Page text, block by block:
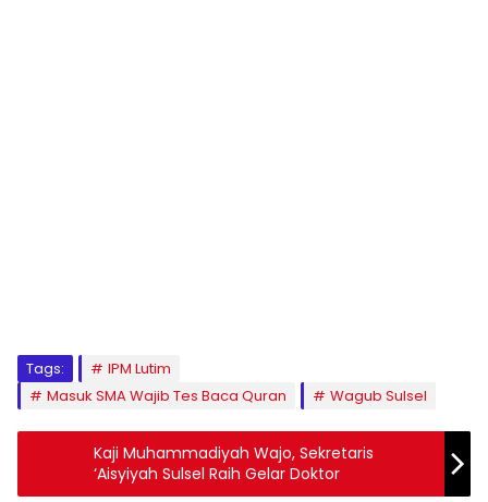
Tags:
IPM Lutim
Masuk SMA Wajib Tes Baca Quran
Wagub Sulsel
Kaji Muhammadiyah Wajo, Sekretaris
‘Aisyiyah Sulsel Raih Gelar Doktor